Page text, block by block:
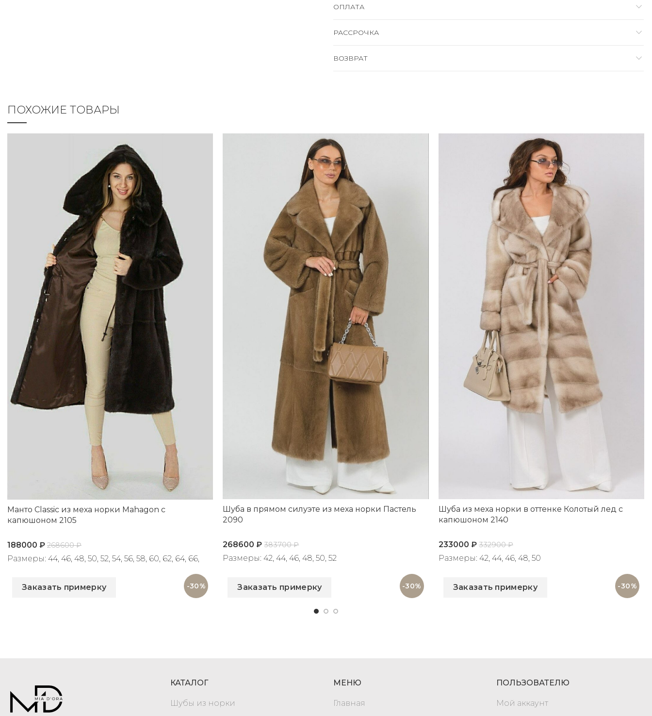
ОПЛАТА
РАССРОЧКА
ВОЗВРАТ
ПОХОЖИЕ ТОВАРЫ
-30%
Манто Classic из меха норки Mahagon с
капюшоном 2105
188000 ₽ 268600₽
Размеры: 44, 46, 48, 50, 52, 54, 56, 58, 60, 62, 64, 66,
Заказать примерку
-30%
Шуба в прямом силуэте из меха норки Пастель
2090
268600₽ 383700₽
Размеры: 42, 44, 46, 48, 50, 52
Заказать примерку
-30%
Шуба из меха норки в оттенке Колотый лед с
капюшоном 2140
233000 ₽ 332900₽
Размеры: 42, 44, 46, 48, 50
Заказать примерку
КАТАЛОГ
Шубы из норки
МЕНЮ
Главная
ПОЛЬЗОВАТЕЛЮ
Мой аккаунт